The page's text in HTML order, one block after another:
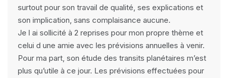
surtout pour son travail de qualité, ses explications et
son implication, sans complaisance aucune.
Je l ai sollicité à 2 reprises pour mon propre thème et
celui d une amie avec les prévisions annuelles à venir.
Pour ma part, son étude des transits planétaires m’est
plus qu’utile à ce jour. Les prévisions effectuées pour